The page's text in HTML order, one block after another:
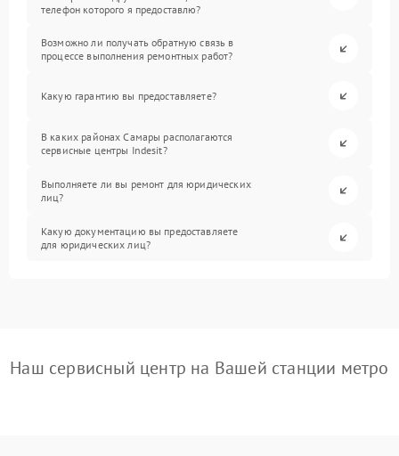
телефон которого я предоставлю?
Возможно ли получать обратную связь в
процессе выполнения ремонтных работ?
Какую гарантию вы предоставляете?
В каких районах Самары располагаются
сервисные центры Indesit?
Выполняете ли вы ремонт для юридических
лиц?
Какую документацию вы предоставляете
для юридических лиц?
Наш сервисный центр на Вашей станции метро